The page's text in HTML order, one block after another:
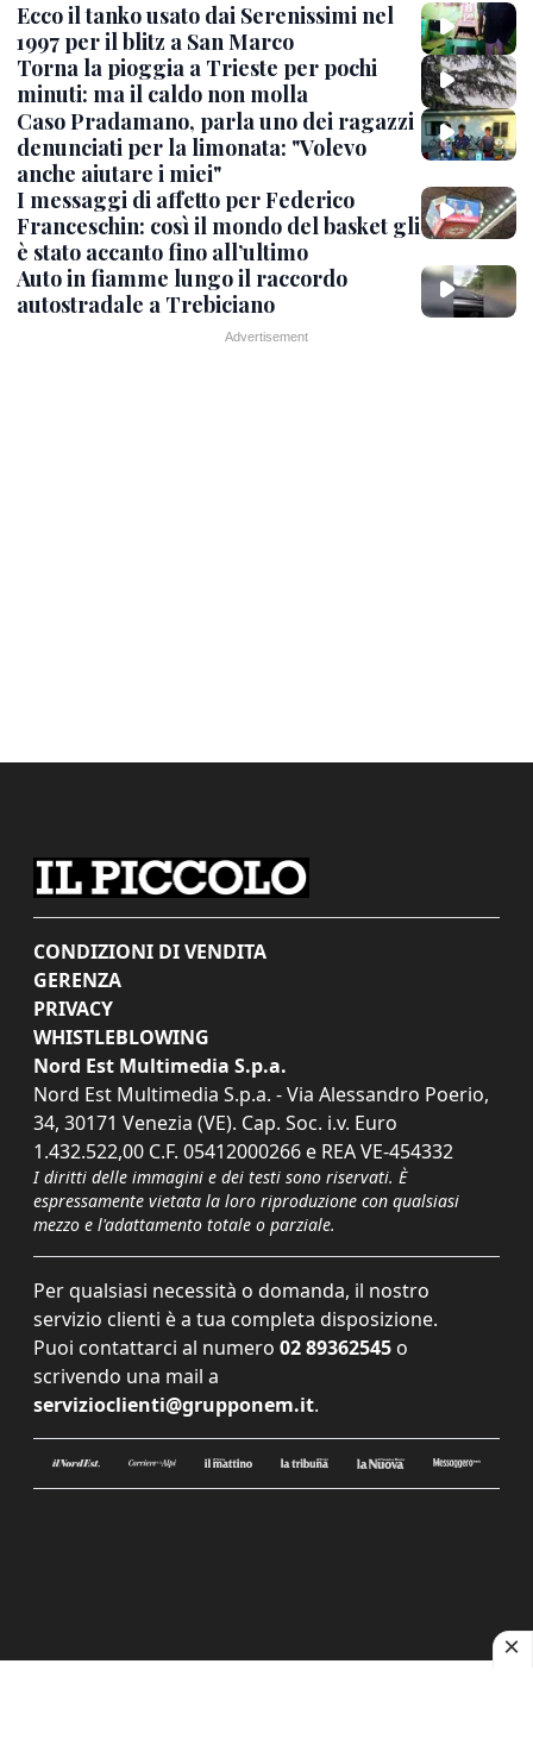
Ecco il tanko usato dai Serenissimi nel
1997 per il blitz a San Marco
Torna la pioggia a Trieste per pochi
minuti: ma il caldo non molla
Caso Pradamano, parla uno dei ragazzi
denunciati per la limonata: "Volevo
anche aiutare i miei"
I messaggi di affetto per Federico
Franceschin: così il mondo del basket gli
è stato accanto fino all’ultimo
Auto in fiamme lungo il raccordo
autostradale a Trebiciano
CONDIZIONI DI VENDITA
GERENZA
PRIVACY
WHISTLEBLOWING
Nord Est Multimedia S.p.a.
Nord Est Multimedia S.p.a. - Via Alessandro Poerio,
34, 30171 Venezia (VE). Cap. Soc. i.v. Euro
1.432.522,00 C.F. 05412000266 e REA VE-454332
I diritti delle immagini e dei testi sono riservati. È
espressamente vietata la loro riproduzione con qualsiasi
mezzo e l'adattamento totale o parziale.
Per qualsiasi necessità o domanda, il nostro
servizio clienti è a tua completa disposizione.
Puoi contattarci al numero 02 89362545 o
scrivendo una mail a
servizioclienti@grupponem.it.